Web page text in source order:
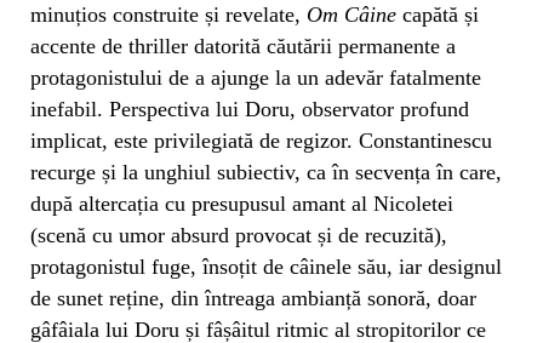
minuțios construite și revelate, Om Câine capătă și
accente de thriller datorită căutării permanente a
protagonistului de a ajunge la un adevăr fatalmente
inefabil. Perspectiva lui Doru, observator profund
implicat, este privilegiată de regizor. Constantinescu
recurge și la unghiul subiectiv, ca în secvența în care,
după altercația cu presupusul amant al Nicoletei
(scenă cu umor absurd provocat și de recuzită),
protagonistul fuge, însoțit de câinele său, iar designul
de sunet reține, din întreaga ambianță sonoră, doar
gâfâiala lui Doru și fâșâitul ritmic al stropitorilor ce